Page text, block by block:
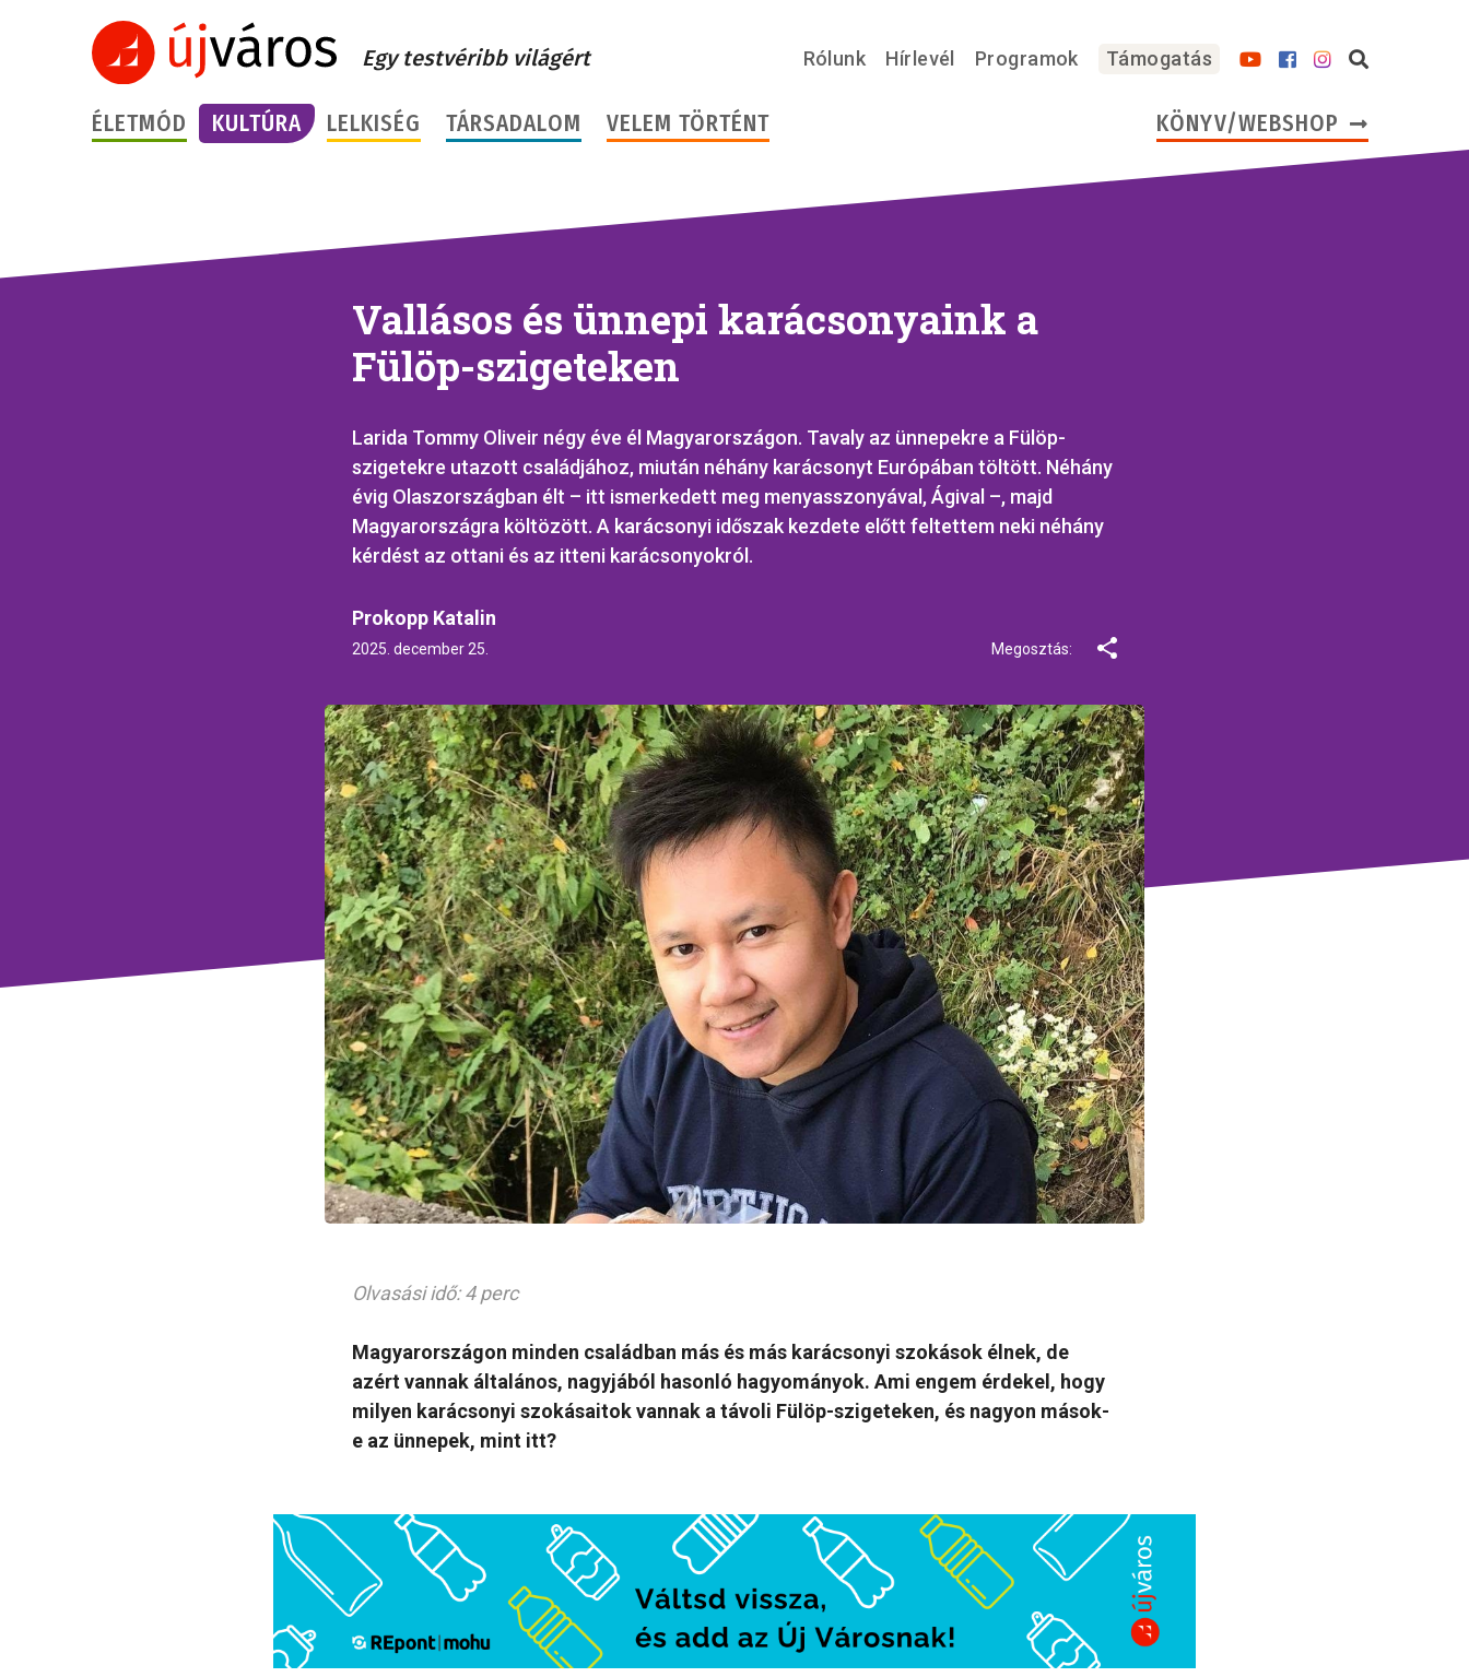
Egy testvéribb világért Rólunk Hírlevél Programok Támogatás
ÉLETMÓD KULTÚRA LELKISÉG TÁRSADALOM VELEM TÖRTÉNT KÖNYV/WEBSHOP
Vallásos és ünnepi karácsonyaink a
Fülöp-szigeteken
Larida Tommy Oliveir négy éve él Magyarországon. Tavaly az ünnepekre a Fülöp-
szigetekre utazott családjához, miután néhány karácsonyt Európában töltött. Néhány
évig Olaszországban élt – itt ismerkedett meg menyasszonyával, Ágival –, majd
Magyarországra költözött. A karácsonyi időszak kezdete előtt feltettem neki néhány
kérdést az ottani és az itteni karácsonyokról.
Prokopp Katalin
2025. december 25. Megosztás:
Olvasási idő: 4 perc
Magyarországon minden családban más és más karácsonyi szokások élnek, de
azért vannak általános, nagyjából hasonló hagyományok. Ami engem érdekel, hogy
milyen karácsonyi szokásaitok vannak a távoli Fülöp-szigeteken, és nagyon mások-
e az ünnepek, mint itt?